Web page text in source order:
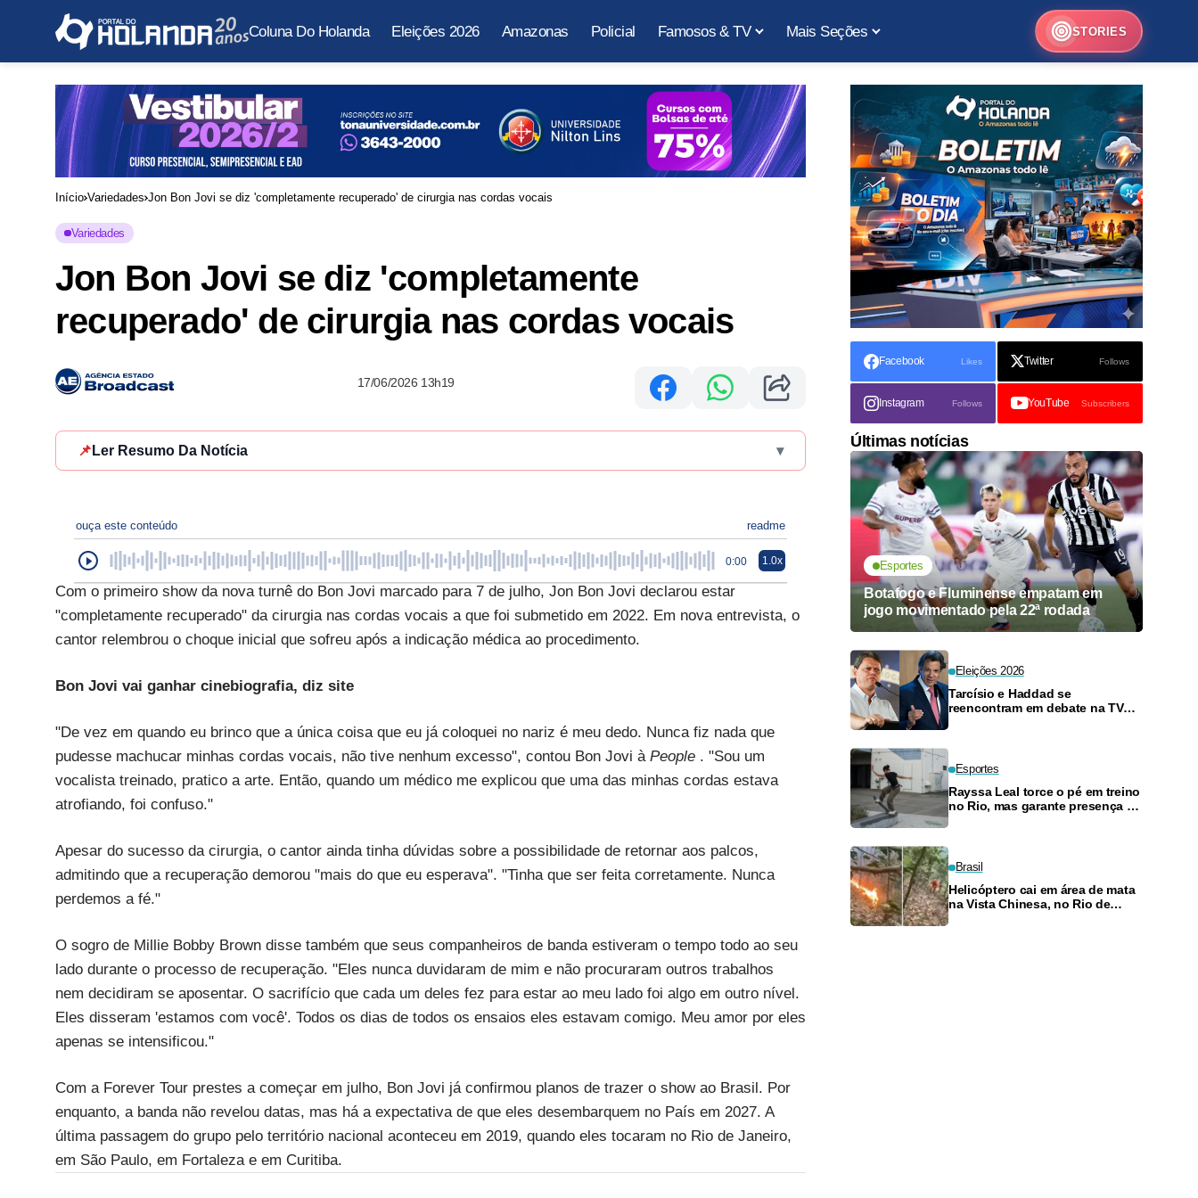
Coluna Do Holanda Eleições 2026 Amazonas Policial Famosos & TV Mais Seções STORIES
Início Variedades Jon Bon Jovi se diz 'completamente recuperado' de cirurgia nas cordas vocais
Variedades
Jon Bon Jovi se diz 'completamente
recuperado' de cirurgia nas cordas vocais
17/06/2026 13h19
📌 Ler Resumo Da Notícia ▾
ouça este conteúdo readme
0:00 1.0x
Com o primeiro show da nova turnê do Bon Jovi marcado para 7 de julho, Jon Bon Jovi declarou estar
"completamente recuperado" da cirurgia nas cordas vocais a que foi submetido em 2022. Em nova entrevista, o
cantor relembrou o choque inicial que sofreu após a indicação médica ao procedimento.
Bon Jovi vai ganhar cinebiografia, diz site
"De vez em quando eu brinco que a única coisa que eu já coloquei no nariz é meu dedo. Nunca fiz nada que
pudesse machucar minhas cordas vocais, não tive nenhum excesso", contou Bon Jovi à People . "Sou um
vocalista treinado, pratico a arte. Então, quando um médico me explicou que uma das minhas cordas estava
atrofiando, foi confuso."
Apesar do sucesso da cirurgia, o cantor ainda tinha dúvidas sobre a possibilidade de retornar aos palcos,
admitindo que a recuperação demorou "mais do que eu esperava". "Tinha que ser feita corretamente. Nunca
perdemos a fé."
O sogro de Millie Bobby Brown disse também que seus companheiros de banda estiveram o tempo todo ao seu
lado durante o processo de recuperação. "Eles nunca duvidaram de mim e não procuraram outros trabalhos
nem decidiram se aposentar. O sacrifício que cada um deles fez para estar ao meu lado foi algo em outro nível.
Eles disseram 'estamos com você'. Todos os dias de todos os ensaios eles estavam comigo. Meu amor por eles
apenas se intensificou."
Com a Forever Tour prestes a começar em julho, Bon Jovi já confirmou planos de trazer o show ao Brasil. Por
enquanto, a banda não revelou datas, mas há a expectativa de que eles desembarquem no País em 2027. A
última passagem do grupo pelo território nacional aconteceu em 2019, quando eles tocaram no Rio de Janeiro,
em São Paulo, em Fortaleza e em Curitiba.
Facebook Likes Twitter Follows
Instagram Follows YouTube Subscribers
Últimas notícias
Esportes
Botafogo e Fluminense empatam em
jogo movimentado pela 22ª rodada
Eleições 2026
Tarcísio e Haddad se
reencontram em debate na TV
Esportes
Rayssa Leal torce o pé em treino
no Rio, mas garante presença no
Brasil
Helicóptero cai em área de mata
na Vista Chinesa, no Rio de